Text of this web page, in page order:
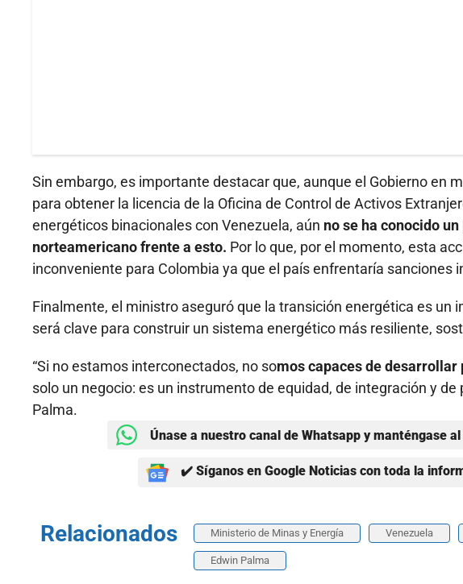
Sin embargo, es importante destacar que, aunque el Gobierno en
para obtener la licencia de la Oficina de Control de Activos
energéticos binacionales con Venezuela, aún no se ha conocido
norteamericano frente a esto. Por lo que, por el momento, esta
inconveniente para Colombia ya que el país enfrentaría sanciones
Finalmente, el ministro aseguró que la transición energética es un
será clave para construir un sistema energético más resiliente,
“Si no estamos interconectados, no somos capaces de
solo un negocio: es un instrumento de equidad, de integración y
Palma.
Únase a nuestro canal de Whatsapp y manténgase
✔️ Síganos en Google Noticias con toda la
Relacionados Ministerio de Minas y Energía Venezuela
Edwin Palma